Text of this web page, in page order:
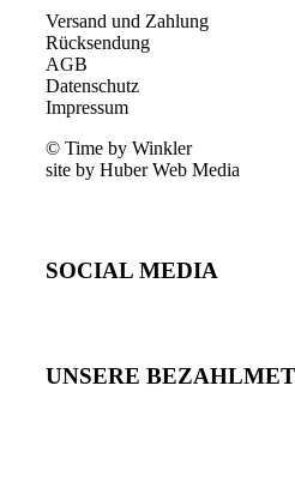
Versand und Zahlung
Rücksendung
AGB
Datenschutz
Impressum
© Time by Winkler
site by Huber Web Media
SOCIAL MEDIA
UNSERE